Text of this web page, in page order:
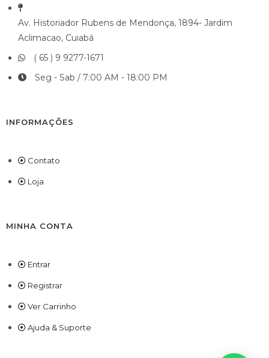
Av. Historiador Rubens de Mendonça, 1894- Jardim
Aclimacao, Cuiabá
( 65 ) 9 9277-1671
Seg - Sab / 7:00 AM - 18:00 PM
INFORMAÇÕES
Contato
Loja
MINHA CONTA
Entrar
Registrar
Ver Carrinho
Ajuda & Suporte